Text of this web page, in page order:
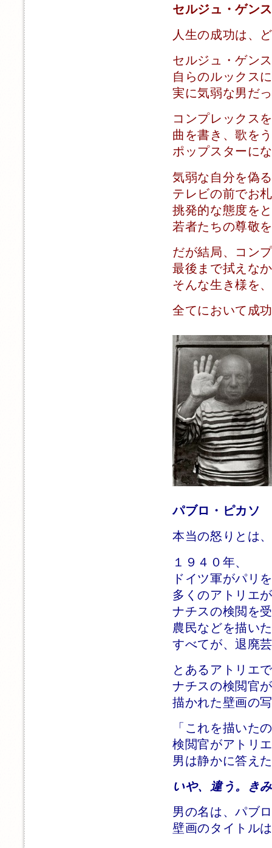
セルジュ・ゲン
人生の成功は、
セルジュ・ゲン
自らのルックス
実に気弱な男だ
コンプレックス
曲を書き、歌を
ポップスターに
気弱な自分を偽
テレビの前でお
挑発的な態度を
若者たちの尊敬
だが結局、コン
最後まで拭えな
そんな生き様を
全てにおいて成
パブロ・ピカソ
本当の怒りとは
１９４０年、
ドイツ軍がパリ
多くのアトリエ
ナチスの検閲を
農民などを描い
すべてが、退廃
とあるアトリエ
ナチスの検閲官
描かれた壁画の
「これを描いた
検閲官がアトリ
男は静かに答え
いや、違う。き
男の名は、パブ
壁画のタイトル